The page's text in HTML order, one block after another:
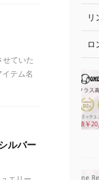
ていた
テム名
ルバー
リ
ロ